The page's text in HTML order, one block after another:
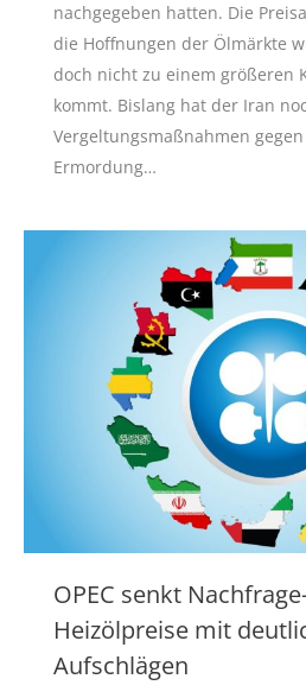
nachgegeben hatten. Die
die Hoffnungen der Ölmärkte
doch nicht zu einem größeren
kommt. Bislang hat der Iran
Vergeltungsmaßnahmen
Ermordung…
OPEC senkt
Heizölpreise mit
Aufschlägen